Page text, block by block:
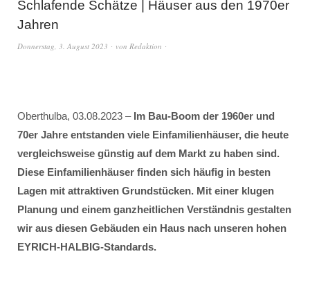
Schlafende Schätze | Häuser aus den 1970er
Jahren
Donnerstag, 3. August 2023 von Redaktion
Oberthulba, 03.08.2023 – Im Bau-Boom der 1960er und
70er Jahre entstanden viele Einfamilienhäuser, die heute
vergleichsweise günstig auf dem Markt zu haben sind.
Diese Einfamilienhäuser finden sich häufig in besten
Lagen mit attraktiven Grundstücken. Mit einer klugen
Planung und einem ganzheitlichen Verständnis gestalten
wir aus diesen Gebäuden ein Haus nach unseren hohen
EYRICH-HALBIG-Standards.